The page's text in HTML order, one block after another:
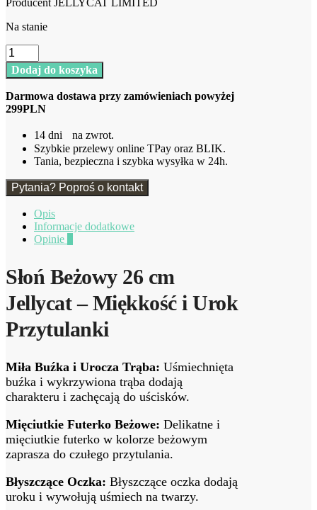
Na stanie
ilość
Słoń
Beżowy
cm
Jellycat
Dodaj do koszyka
Darmowa dostawa przy zamówieniach powyżej
299PLN
14 dni na zwrot.
Szybkie przelewy online TPay oraz BLIK.
Tania, bezpieczna i szybka wysyłka w 24h.
Pytania? Poproś o kontakt
Opis
Informacje dodatkowe
Opinie
Słoń Beżowy 26 cm
Jellycat – Miękkość i Urok
Przytulanki
Miła Buźka i Urocza Trąba: Uśmiechnięta
buźka i wykrzywiona trąba dodają
charakteru i zachęcają do uścisków.
Mięciutkie Futerko Beżowe: Delikatne i
mięciutkie futerko w kolorze beżowym
zaprasza do czułego przytulania.
Błyszczące Oczka: Błyszczące oczka dodają
uroku i wywołują uśmiech na twarzy.